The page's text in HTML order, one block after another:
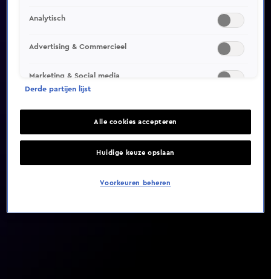
Video helaas niet gevonden
Analytisch
Advertising & Commercieel
Marketing & Social media
Derde partijen lijst
Alle cookies accepteren
Huidige keuze opslaan
Voorkeuren beheren